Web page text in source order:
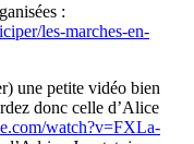
:
les-marches-en-
une petite vidéo bien
donc celle d’Alice
watch?v=FXLa-